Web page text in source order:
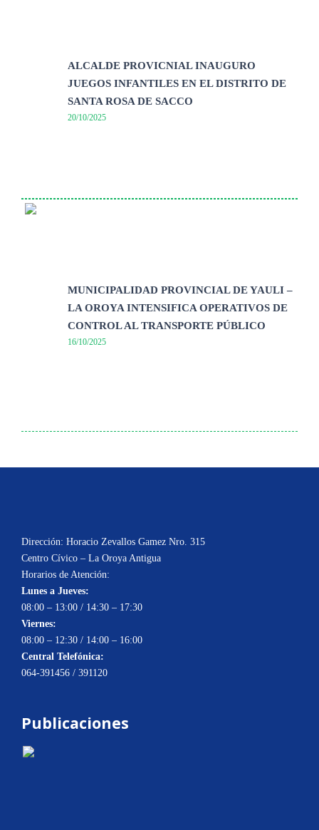
ALCALDE PROVICNIAL INAUGURO
JUEGOS INFANTILES EN EL DISTRITO DE
SANTA ROSA DE SACCO
20/10/2025
MUNICIPALIDAD PROVINCIAL DE YAULI –
LA OROYA INTENSIFICA OPERATIVOS DE
CONTROL AL TRANSPORTE PÚBLICO
16/10/2025
Dirección: Horacio Zevallos Gamez Nro. 315
Centro Cívico – La Oroya Antigua
Horarios de Atención:
Lunes a Jueves:
08:00 – 13:00 / 14:30 – 17:30
Viernes:
08:00 – 12:30 / 14:00 – 16:00
Central Telefónica:
064-391456 / 391120
Publicaciones